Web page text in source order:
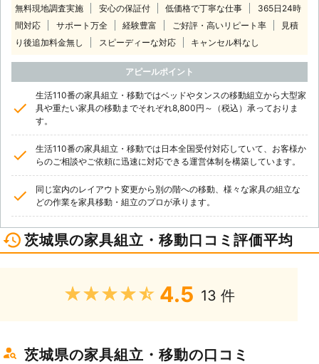
無料現地調査実施 安心の保証付 低価格で丁寧な仕事
365日24時
間対応
サポート万全 経験豊富 ご好評・高いリピート率
見積
り後追加料金無し
スピーディーな対応 キャンセル料なし
アピールポイント
生活110番の家具組立・移動ではベッドやタンスの移動組立から大型家
具や重たい家具の移動までそれぞれ8,800円～（税込）承っておりま
す。
生活110番の家具組立・移動では日本全国受付対応していて、お客様か
らのご相談やご依頼に迅速に対応できる運営体制を構築しています。
同じ室内のレイアウト変更から別の階への移動、様々な家具の組立な
どの作業を家具移動・組立のプロが承ります。
茨城県の家具組立・移動口コミ評価平均
★★★★★ 4.5 13 件
茨城県の家具組立・移動の口コミ